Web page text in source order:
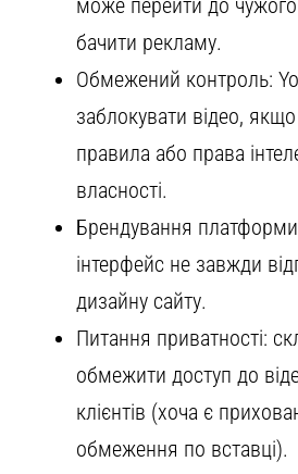
бачити рекламу.
Обмежений контроль:
заблокувати відео,
правила або права
власності.
Брендування
інтерфейс не завжди
дизайну сайту.
Питання приватності:
обмежити доступ до
клієнтів (хоча є
обмеження по вставці).